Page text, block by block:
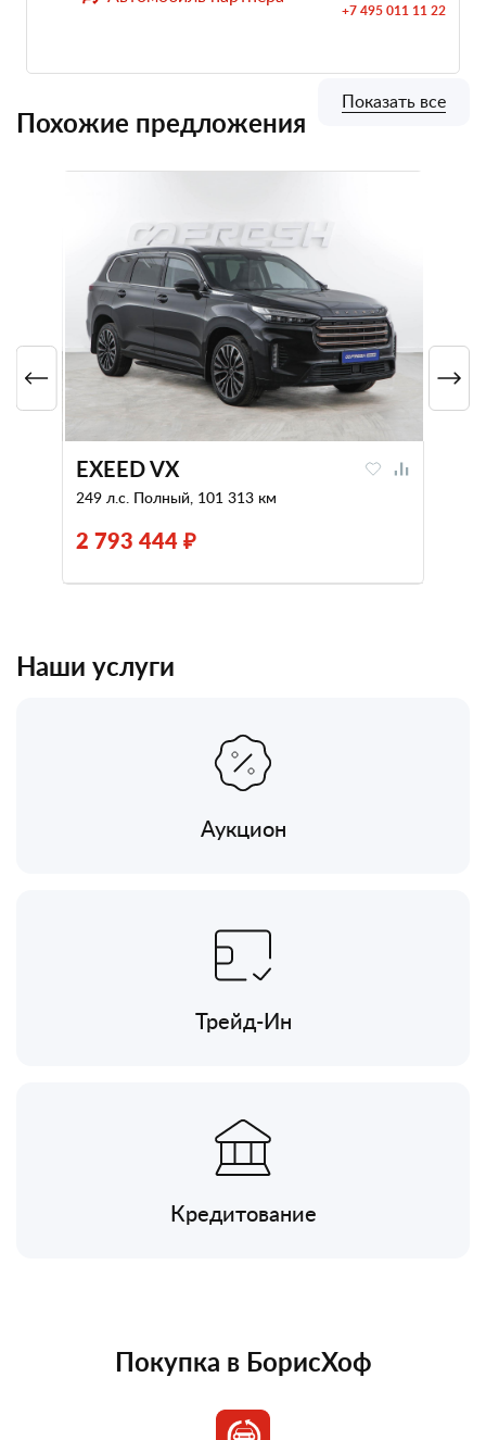
+7 495 011 11 22
Похожие предложения
EXEED VX
249 л.с. Полный, 101 313 км
2 793 444 ₽
Показать все
Наши услуги
Аукцион
Трейд-Ин
Кредитование
Покупка в БорисХоф